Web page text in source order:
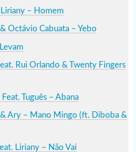
– Homem
Octávio Cabuata – Yebo
Rui Orlando & Twenty Fingers
Tuguês – Abana
& Ary – Mano Mingo (ft. Diboba &
Liriany – Não Vai